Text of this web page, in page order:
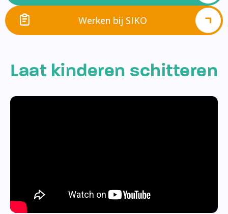
Werken bij SIKO
Laat kinderen schitteren